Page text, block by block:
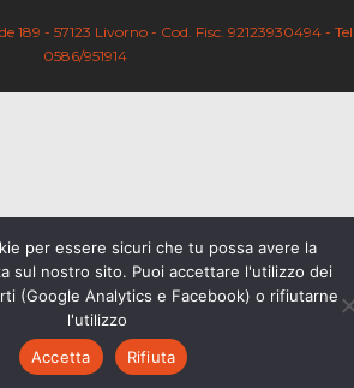
189 - 57123 Livorno - Cod. Fisc. 92123930494 - Tel
0586/951914
per essere sicuri che tu possa avere la
sul nostro sito. Puoi accettare l'utilizzo dei
(Google Analytics e Facebook) o rifiutarne
l'utilizzo
Accetta
Rifiuta